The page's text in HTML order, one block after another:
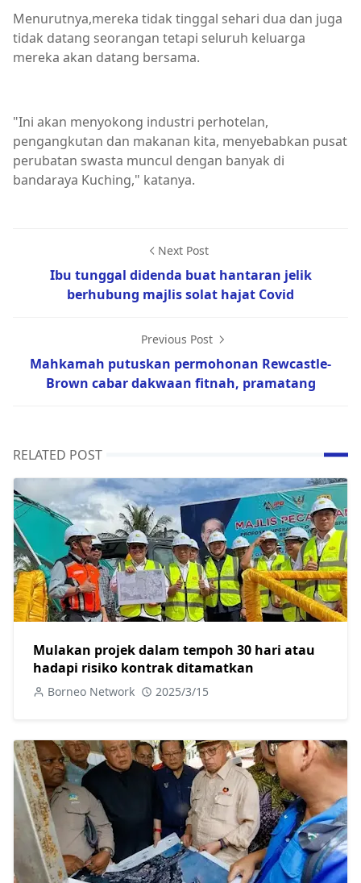
Menurutnya,mereka tidak tinggal sehari dua dan juga
tidak datang seorangan tetapi seluruh keluarga
mereka akan datang bersama.
"Ini akan menyokong industri perhotelan,
pengangkutan dan makanan kita, menyebabkan pusat
perubatan swasta muncul dengan banyak di
bandaraya Kuching," katanya.
Next Post
Ibu tunggal didenda buat hantaran jelik
berhubung majlis solat hajat Covid
Previous Post
Mahkamah putuskan permohonan Rewcastle-
Brown cabar dakwaan fitnah, pramatang
RELATED POST
Mulakan projek dalam tempoh 30 hari atau
hadapi risiko kontrak ditamatkan
Borneo Network 2025/3/15